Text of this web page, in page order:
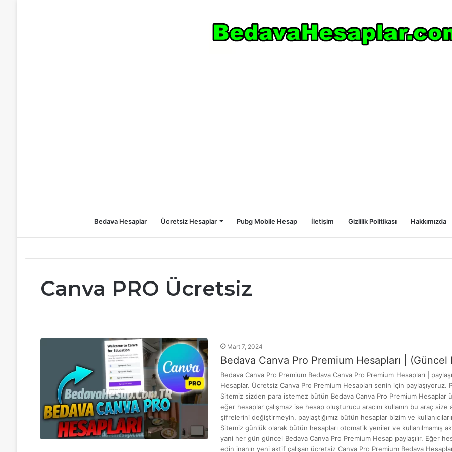
Bedava Hesaplar Ücretsiz Hesaplar Pubg Mobile Hesap İletişim Gizlilik Politikası Hakkımızda
Canva PRO Ücretsiz
Mart 7, 2024
Bedava Canva Pro Premium Hesapları | (Güncel
Bedava Canva Pro Premium Bedava Canva Pro Premium Hesapları |
Hesaplar. Ücretsiz Canva Pro Premium Hesapları senin için paylaşıyoruz.
Sitemiz sizden para istemez bütün Bedava Canva Pro Premium Hesaplar
eğer hesaplar çalışmaz ise hesap oluşturucu aracını kullanın bu araç size
şifrelerini değiştirmeyin, paylaştığımız bütün hesaplar bizim ve
Sitemiz günlük olarak bütün hesapları otomatik yeniler ve kullanılmamış
yani her gün güncel Bedava Canva Pro Premium Hesap paylaşılır. Eğer
edin inanın yeni aktif çalışan ücretsiz Canva Pro Premium Bedava